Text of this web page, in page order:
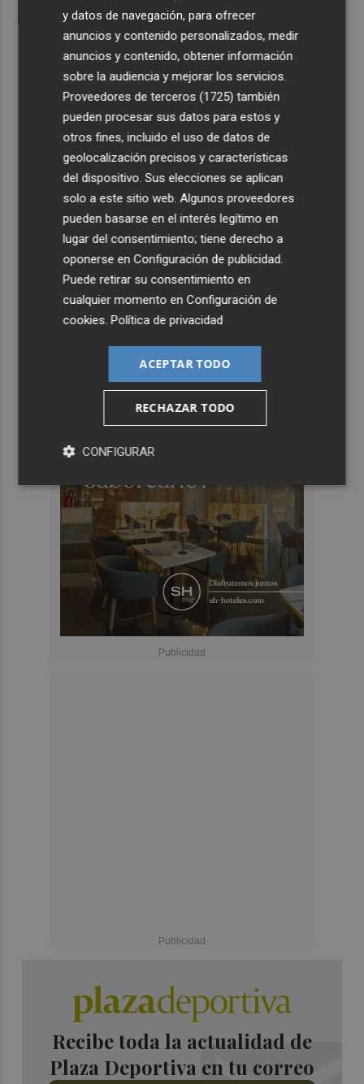
Recibe toda la actualidad de
Plaza Deportiva en tu correo
y datos de navegación, para ofrecer
anuncios y contenido personalizados, medir
anuncios y contenido, obtener información
sobre la audiencia y mejorar los servicios.
Proveedores de terceros (1725) también
pueden procesar sus datos para estos y
otros fines, incluido el uso de datos de
geolocalización precisos y características
del dispositivo. Sus elecciones se aplican
solo a este sitio web. Algunos proveedores
pueden basarse en el interés legítimo en
lugar del consentimiento; tiene derecho a
oponerse enConfiguración de publicidad
Puede retirar su consentimiento en
cualquier momento enConfiguración de
cookies .Política de privacidad
ACEPTAR TODO
RECHAZAR TODO
CONFIGURAR